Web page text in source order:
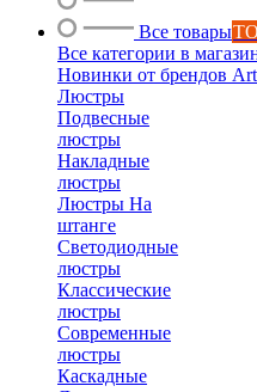
Все товары
Все категории в
Новинки от брендов
Люстры
Подвесные
люстры
Накладные
люстры
Люстры На
штанге
Светодиодные
люстры
Классические
люстры
Современные
люстры
Каскадные